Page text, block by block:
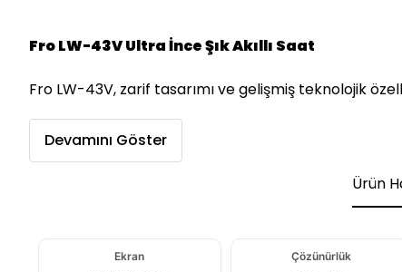
Fro LW-43V Ultra İnce Şık Akıllı Saat
Fro LW-43V, zarif tasarımı ve gelişmiş teknolojik
Devamını Göster
Ürün
Ekran Çözünürlük